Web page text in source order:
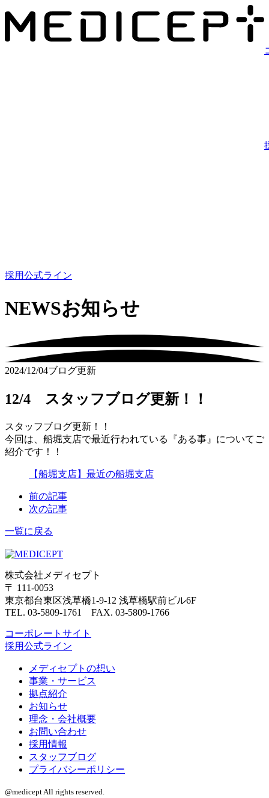
採用公式ライン
NEWSお知らせ
2024/12/04ブログ更新
12/4 スタッフブログ更新！！
スタッフブログ更新！！
今回は、船堀支店で最近行われている『ある事』についてご
紹介です！！
【船堀支店】最近の船堀支店
前の記事
次の記事
一覧に戻る
株式会社メディセプト
〒 111-0053
東京都台東区浅草橋1-9-12 浅草橋駅前ビル6F
TEL. 03-5809-1761 FAX. 03-5809-1766
コーポレートサイト
採用公式ライン
メディセプトの想い
事業・サービス
拠点紹介
お知らせ
理念・会社概要
お問い合わせ
採用情報
スタッフブログ
プライバシーポリシー
@medicept All rights reserved.